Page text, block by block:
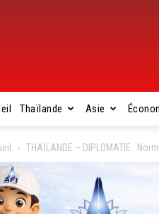
Thaïlande Asie
THAÏLANDE – DIPLOMATIE :